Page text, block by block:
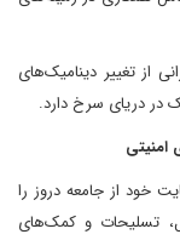
از تغییر دینامیک‌های
در دریای سرخ دارد.
امنیتی
خود از جامعه دروز را
تسلیحات و کمک‌های